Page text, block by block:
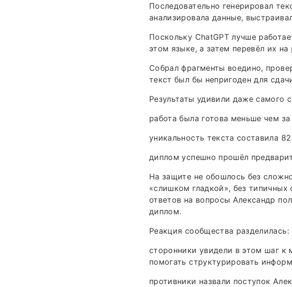
Последовательно генерировал
анализировала данные,
Поскольку ChatGPT лучше
этом языке, а затем перевёл их на
Собрал фрагменты воедино,
текст был бы непригоден для
Результаты удивили даже самого
работа была готова меньше чем
уникальность текста составила
диплом успешно прошёл
На защите не обошлось без
«слишком гладкой», без
ответов на вопросы Александр
диплом.
Реакция сообщества разделилась:
сторонники увидели в этом шаг к
помогать структурировать
противники назвали поступок